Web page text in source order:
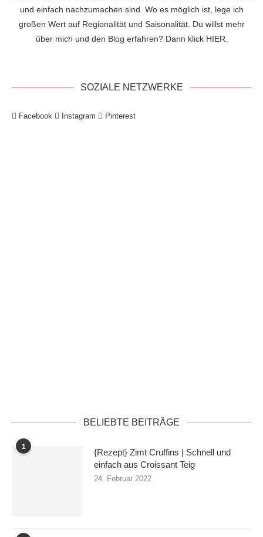
und einfach nachzumachen sind. Wo es möglich ist, lege ich
großen Wert auf Regionalität und Saisonalität. Du willst mehr
über mich und den Blog erfahren? Dann klick HIER
SOZIALE NETZWERKE
Facebook Instagram Pinterest
BELIEBTE BEITRÄGE
1
{Rezept} Zimt Cruffins | Schnell und
einfach aus Croissant Teig
24. Februar 2022